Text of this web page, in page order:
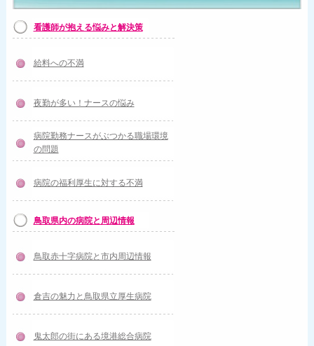
看護師が抱える悩みと解決策
給料への不満
夜勤が多い！ナースの悩み
病院勤務ナースがぶつかる職場環境
の問題
病院の福利厚生に対する不満
鳥取県内の病院と周辺情報
鳥取赤十字病院と市内周辺情報
倉吉の魅力と鳥取県立厚生病院
鬼太郎の街にある境港総合病院